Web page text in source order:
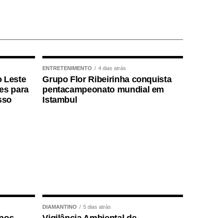
Leste
para
ENTRETENIMENTO 4 dias atrás
Grupo Flor Ribeirinha conquista
pentacampeonato mundial em
Istambul
DIAMANTINO 5 dias atrás